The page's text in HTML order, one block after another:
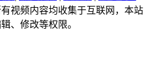
视频内容均收集于互联网，本站
、修改等权限。